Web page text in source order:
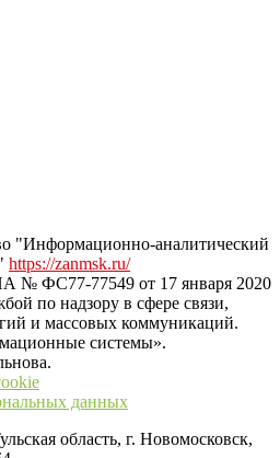
в Тульской области на сайте
"Информационно-аналитический
https://zanmsk.ru/
№ ФС77-77549 от 17 января 2020
по надзору в сфере связи,
и массовых коммуникаций.
системы».
данных
область, г. Новомосковск,